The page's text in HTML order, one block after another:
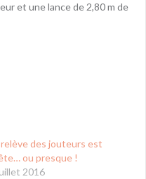
et une lance de 2,80 m de
relève des jouteurs est
ou presque !
2016